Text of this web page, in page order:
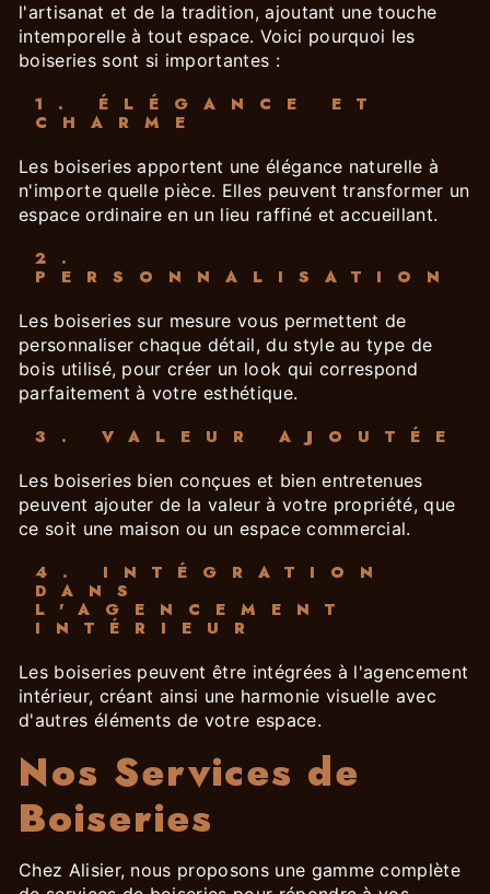
l'artisanat et de la tradition, ajoutant une touche
intemporelle à tout espace. Voici pourquoi les
boiseries sont si importantes :
1. ÉLÉGANCE ET
CHARME
Les boiseries apportent une élégance naturelle à
n'importe quelle pièce. Elles peuvent transformer un
espace ordinaire en un lieu raffiné et accueillant.
2.
PERSONNALISATION
Les boiseries sur mesure vous permettent de
personnaliser chaque détail, du style au type de
bois utilisé, pour créer un look qui correspond
parfaitement à votre esthétique.
3. VALEUR AJOUTÉE
Les boiseries bien conçues et bien entretenues
peuvent ajouter de la valeur à votre propriété, que
ce soit une maison ou un espace commercial.
4. INTÉGRATION
DANS
L'AGENCEMENT
INTÉRIEUR
Les boiseries peuvent être intégrées à l'agencement
intérieur, créant ainsi une harmonie visuelle avec
d'autres éléments de votre espace.
Nos Services de
Boiseries
Chez Alisier, nous proposons une gamme complète